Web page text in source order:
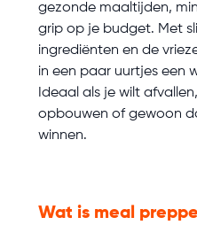
gezonde maaltijden,
grip op je budget. Met
ingrediënten en de
in een paar uurtjes een
Ideaal als je wilt
opbouwen of gewoon
winnen.
Wat is meal